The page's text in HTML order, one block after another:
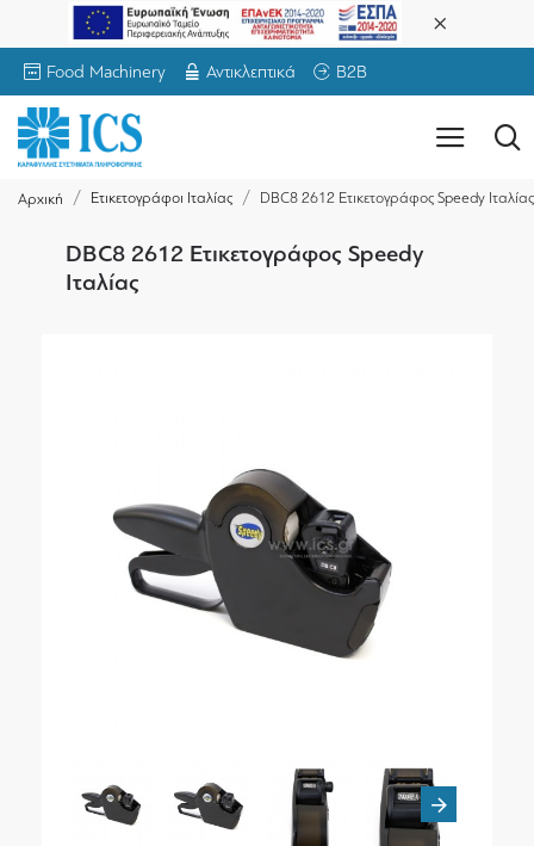
Food Machinery Αντικλεπτικά B2B
Αρχική Ετικετογράφοι Ιταλίας DBC8 2612 Ετικετογράφος Speedy Ιταλίας
DBC8 2612 Ετικετογράφος Speedy
Ιταλίας